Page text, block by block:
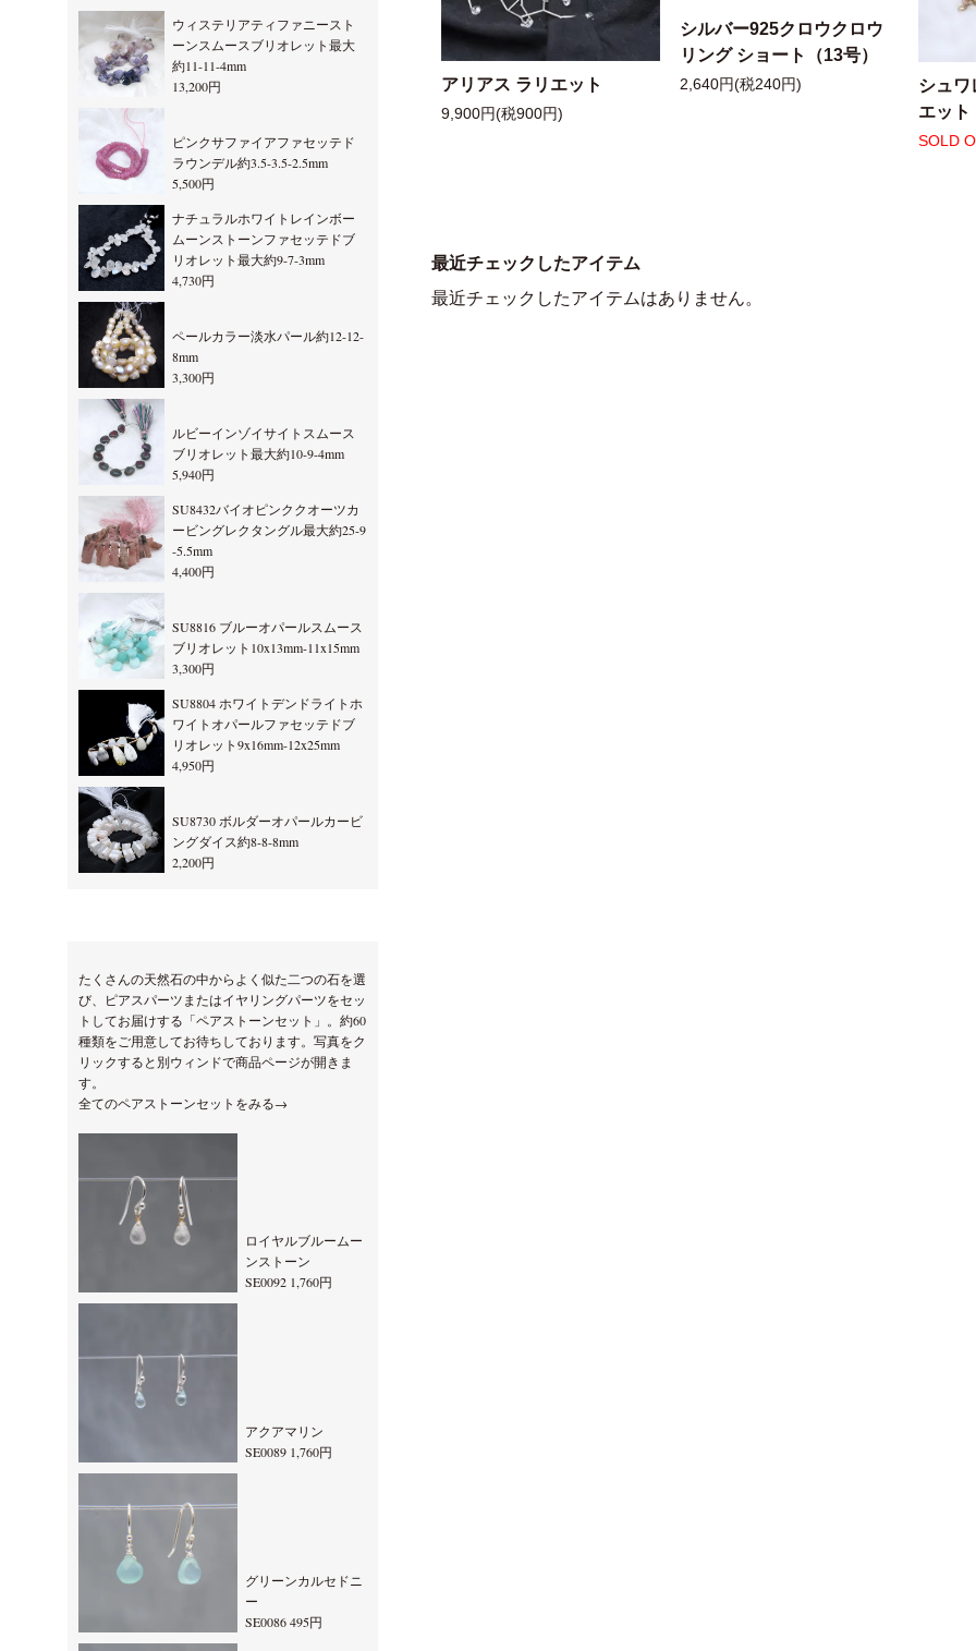
アリアス ラリエット
9,900円(税900円)
シルバー925クロウクロウ
リング ショート（13号）
2,640円(税240円)
シュワ
エット
SOLD
最近チェックしたアイテム
最近チェックしたアイテムはありません。
ウィステリアティファニースト
ーンスムースブリオレット最大
約11-11-4mm
13,200円
ピンクサファイアファセッテド
ラウンデル約3.5-3.5-2.5mm
5,500円
ナチュラルホワイトレインボー
ムーンストーンファセッテドブ
リオレット最大約9-7-3mm
4,730円
ペールカラー淡水パール約12-12-
8mm
3,300円
ルビーインゾイサイトスムース
ブリオレット最大約10-9-4mm
5,940円
SU8432バイオピンククオーツカ
ービングレクタングル最大約25-9
-5.5mm
4,400円
SU8816 ブルーオパールスムース
ブリオレット10x13mm-11x15mm
3,300円
SU8804 ホワイトデンドライトホ
ワイトオパールファセッテドブ
リオレット9x16mm-12x25mm
4,950円
SU8730 ボルダーオパールカービ
ングダイス約8-8-8mm
2,200円
たくさんの天然石の中からよく似た二つの石を選
び、ピアスパーツまたはイヤリングパーツをセッ
トしてお届けする「ペアストーンセット」。約60
種類をご用意してお待ちしております。写真をク
リックすると別ウィンドで商品ページが開きま
す。
全てのペアストーンセットをみる→
ロイヤルブルームー
ンストーン
SE0092 1,760円
アクアマリン
SE0089 1,760円
グリーンカルセドニ
ー
SE0086 495円